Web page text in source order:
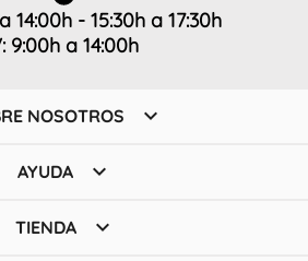
14:00h - 15:30h a 17:30h
9:00h a 14:00h
NOSOTROS 
AYUDA 
TIENDA 